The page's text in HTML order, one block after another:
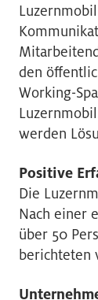
den
Working-
werden
Positive
Die
Nach einer
über 50
berichteten